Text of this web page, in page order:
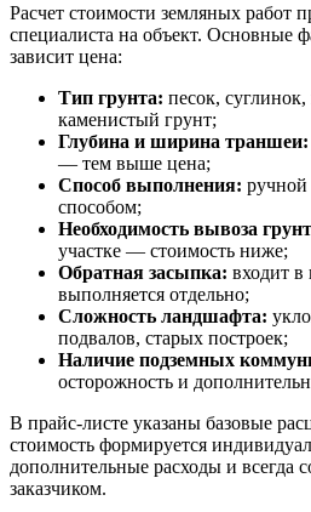
Расчет стоимости земляных работ
специалиста на объект. Основные
зависит цена:
Тип грунта: песок,
каменистый грунт;
Глубина и ширина траншеи:
— тем выше цена;
Способ выполнения:
способом;
Необходимость вывоза
участке — стоимость ниже;
Обратная засыпка: входит в
выполняется отдельно;
Сложность ландшафта:
подвалов, старых построек;
Наличие подземных
осторожность и
В прайс-листе указаны базовые
стоимость формируется
дополнительные расходы и всегда
заказчиком.